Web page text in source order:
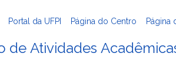
Portal da UFPI Página do Centro Página
de Atividades